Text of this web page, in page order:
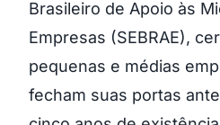
Brasileiro de Apoio às
Empresas (SEBRAE),
pequenas e médias
fecham suas portas